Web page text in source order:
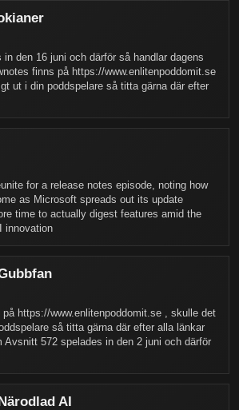
den 16 juni och därför så handlar dagens
finns på https://www.enlitenpoddomit.se
ut i din poddspelare så titta gärna där efter
for a release notes episode, noting how
as Microsoft spreads out its update
time to actually digest features amid the
innovation
https://www.enlitenpoddomit.se , skulle det
så titta gärna där efter alla länkar
Avsnitt 572 spelades in den 2 juni och därför
AI